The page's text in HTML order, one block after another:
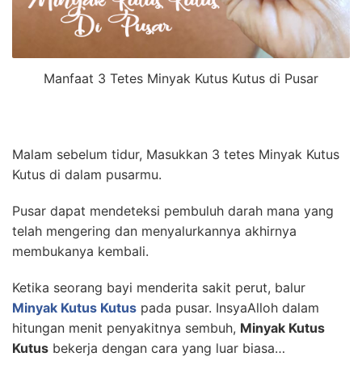
Manfaat 3 Tetes Minyak Kutus Kutus di Pusar
Malam sebelum tidur, Masukkan 3 tetes Minyak Kutus
Kutus di dalam pusarmu.
Pusar dapat mendeteksi pembuluh darah mana yang
telah mengering dan menyalurkannya akhirnya
membukanya kembali.
Ketika seorang bayi menderita sakit perut, balur
Minyak Kutus Kutus pada pusar. InsyaAlloh dalam
hitungan menit penyakitnya sembuh, Minyak Kutus
Kutus bekerja dengan cara yang luar biasa…